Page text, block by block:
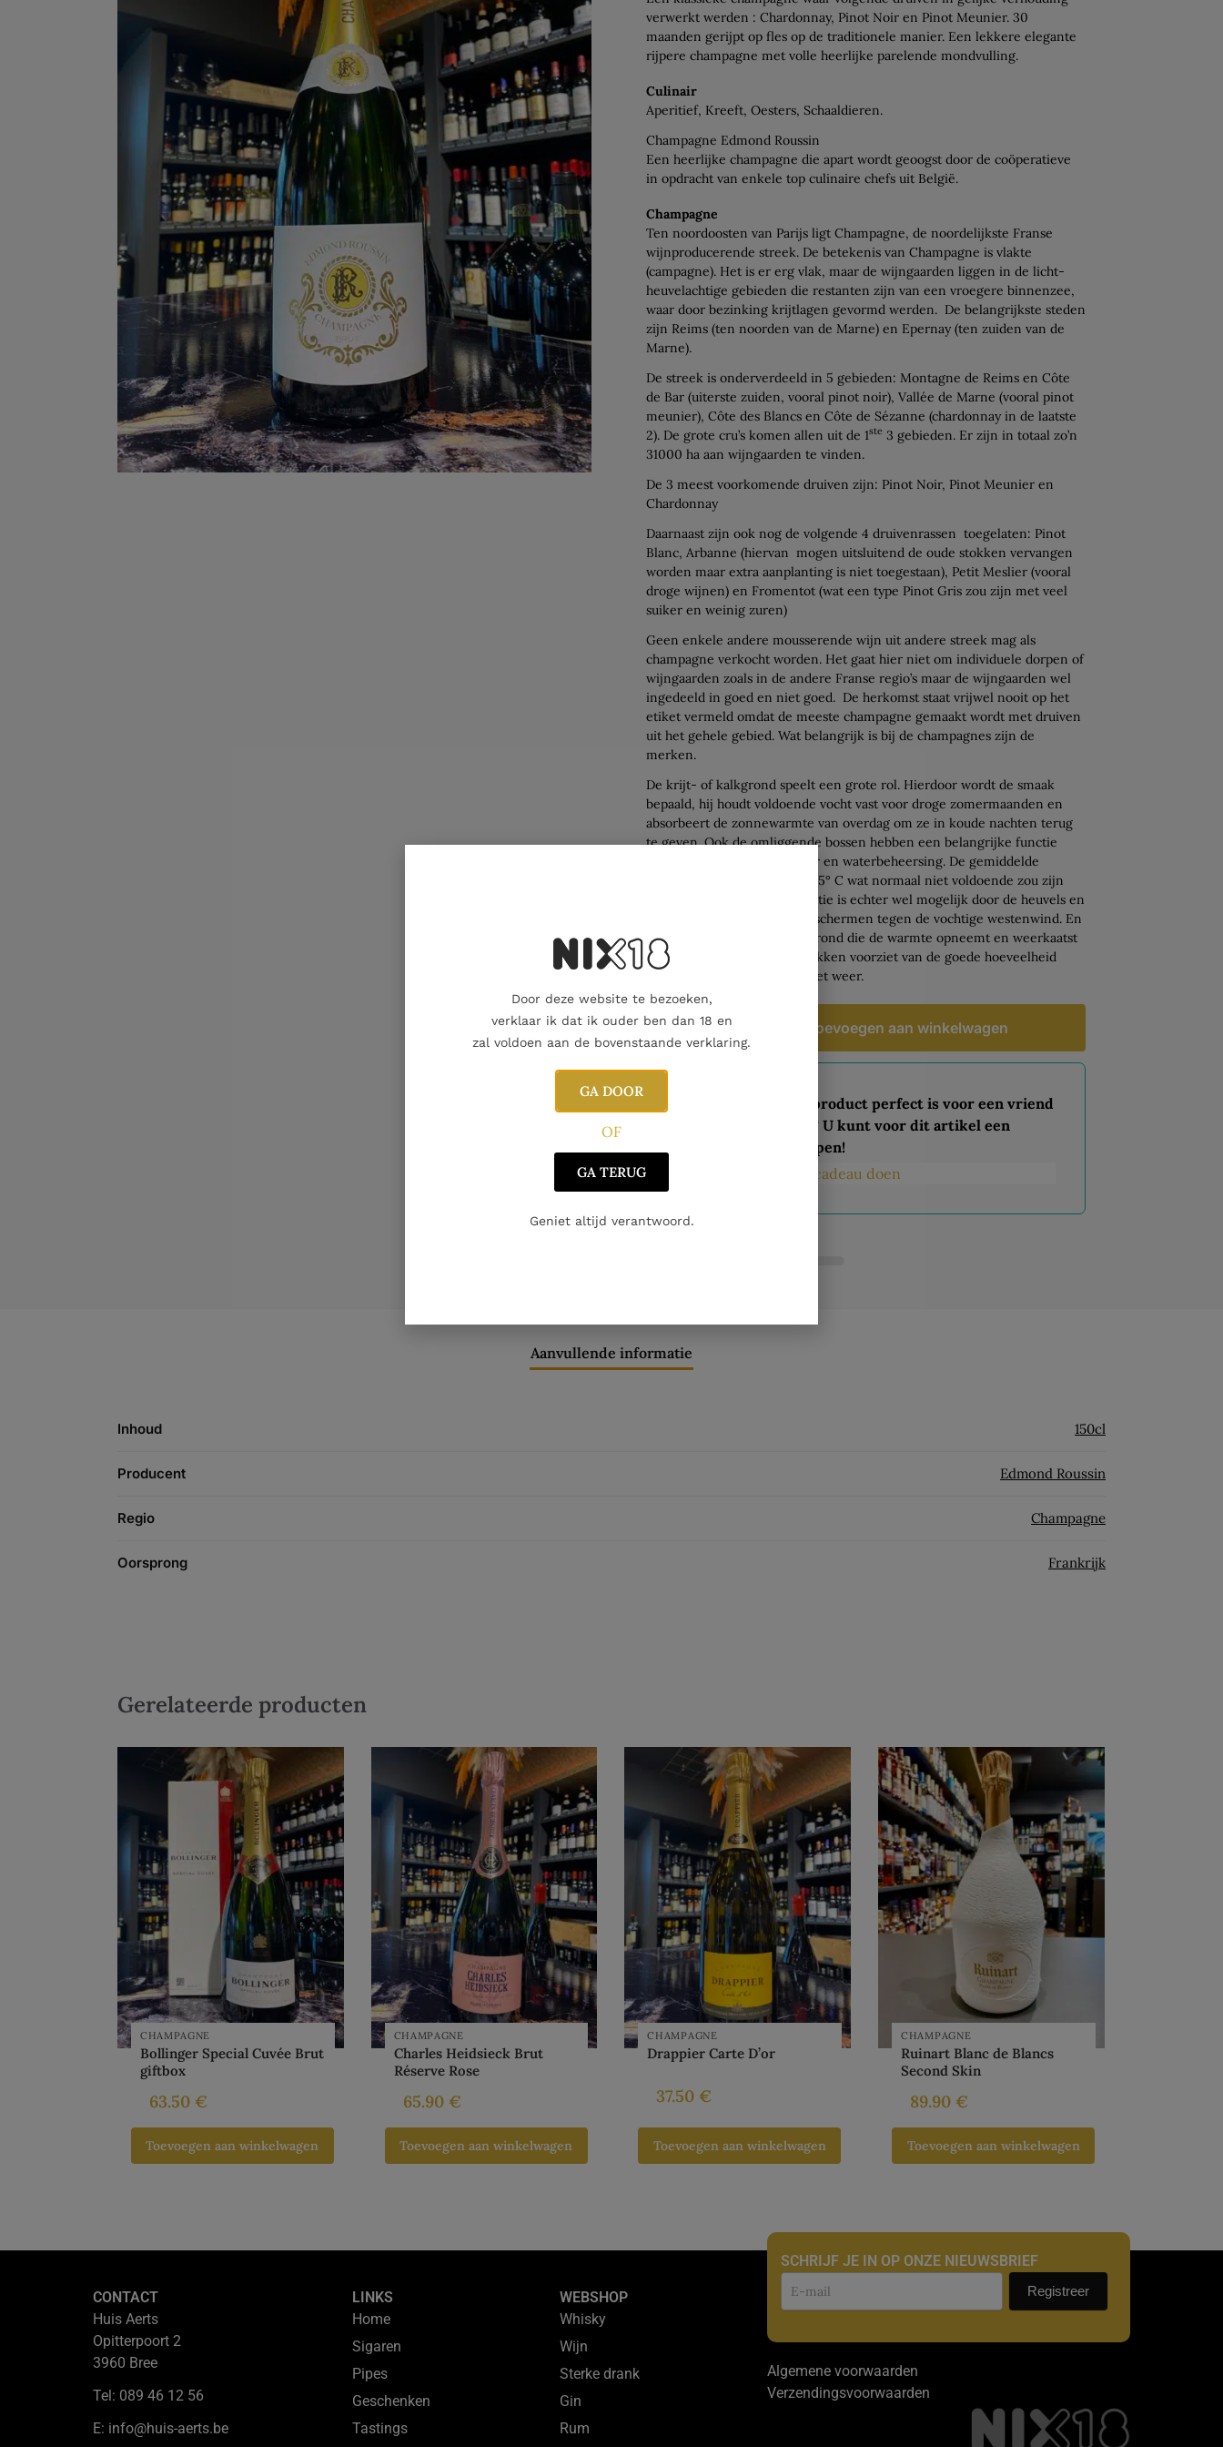
verwerkt werden : Chardonnay, Pinot Noir en Pinot Meunier. 30
maanden gerijpt op fles op de traditionele manier. Een lekkere elegante
rijpere champagne met volle heerlijke parelende mondvulling.
Culinair
Aperitief, Kreeft, Oesters, Schaaldieren.
Champagne Edmond Roussin
Een heerlijke champagne die apart wordt geoogst door de coöperatieve
in opdracht van enkele top culinaire chefs uit België.
Champagne
Ten noordoosten van Parijs ligt Champagne, de noordelijkste Franse
wijnproducerende streek. De betekenis van Champagne is vlakte
(campagne). Het is er erg vlak, maar de wijngaarden liggen in de licht-
heuvelachtige gebieden die restanten zijn van een vroegere binnenzee,
waar door bezinking krijtlagen gevormd werden. De belangrijkste steden
zijn Reims (ten noorden van de Marne) en Epernay (ten zuiden van de
Marne).
De streek is onderverdeeld in 5 gebieden: Montagne de Reims en Côte
de Bar (uiterste zuiden, vooral pinot noir), Vallée de Marne (vooral pinot
meunier), Côte des Blancs en Côte de Sézanne (chardonnay in de laatste
2). De grote cru’s komen allen uit de 1ste 3 gebieden. Er zijn in totaal zo’n
31000 ha aan wijngaarden te vinden.
De 3 meest voorkomende druiven zijn: Pinot Noir, Pinot Meunier en
Chardonnay
Daarnaast zijn ook nog de volgende 4 druivenrassen toegelaten: Pinot
Blanc, Arbanne (hiervan mogen uitsluitend de oude stokken vervangen
worden maar extra aanplanting is niet toegestaan), Petit Meslier (vooral
droge wijnen) en Fromentot (wat een type Pinot Gris zou zijn met veel
suiker en weinig zuren)
Geen enkele andere mousserende wijn uit andere streek mag als
champagne verkocht worden. Het gaat hier niet om individuele dorpen of
wijngaarden zoals in de andere Franse regio’s maar de wijngaarden wel
ingedeeld in goed en niet goed. De herkomst staat vrijwel nooit op het
etiket vermeld omdat de meeste champagne gemaakt wordt met druiven
uit het gehele gebied. Wat belangrijk is bij de champagnes zijn de
merken.
De krijt- of kalkgrond speelt een grote rol. Hierdoor wordt de smaak
bepaald, hij houdt voldoende vocht vast voor droge zomermaanden en
absorbeert de zonnewarmte van overdag om ze in koude nachten terug
te geven. Ook de omliggende bossen hebben een belangrijke functie
voor wat betreft temperatuur en waterbeheersing. De gemiddelde
jaartemperatuur bedraagt 10,5° C wat normaal niet voldoende zou zijn
voor wijncultuur. Wijnproductie is echter wel mogelijk door de heuvels en
dalen die de wijngaarden beschermen tegen de vochtige westenwind. En
ook door de kalkhoudende grond die de warmte opneemt en weerkaatst
en de wortels van de wijnstokken voorziet van de goede hoeveelheid
voedsel en water ongeacht het weer.
Toevoegen aan winkelwagen
Vind je dat dit product perfect is voor een vriend
of een geliefde? U kunt voor dit artikel een
cadeaukaart kopen!
Dit product als cadeau doen
Aanvullende informatie
Inhoud 150cl
Producent Edmond Roussin
Regio Champagne
Oorsprong Frankrijk
Gerelateerde producten
CHAMPAGNE
Bollinger Special Cuvée Brut
giftbox
63.50 €
Toevoegen aan winkelwagen
CHAMPAGNE
Charles Heidsieck Brut
Réserve Rose
65.90 €
Toevoegen aan winkelwagen
CHAMPAGNE
Drappier Carte D’or
37.50 €
Toevoegen aan winkelwagen
CHAMPAGNE
Ruinart Blanc de Blancs
Second Skin
89.90 €
Toevoegen aan winkelwagen
CONTACT
Huis Aerts
Opitterpoort 2
3960 Bree
Tel: 089 46 12 56
E: info@huis-aerts.be
LINKS
Home
Sigaren
Pipes
Geschenken
Tastings
WEBSHOP
Whisky
Wijn
Sterke drank
Gin
Rum
SCHRIJF JE IN OP ONZE NIEUWSBRIEF
Nieuwsbrief Registreer
Algemene voorwaarden
Verzendingsvoorwaarden
Door deze website te bezoeken,
verklaar ik dat ik ouder ben dan 18 en
zal voldoen aan de bovenstaande verklaring.
GA DOOR
OF
GA TERUG
Geniet altijd verantwoord.